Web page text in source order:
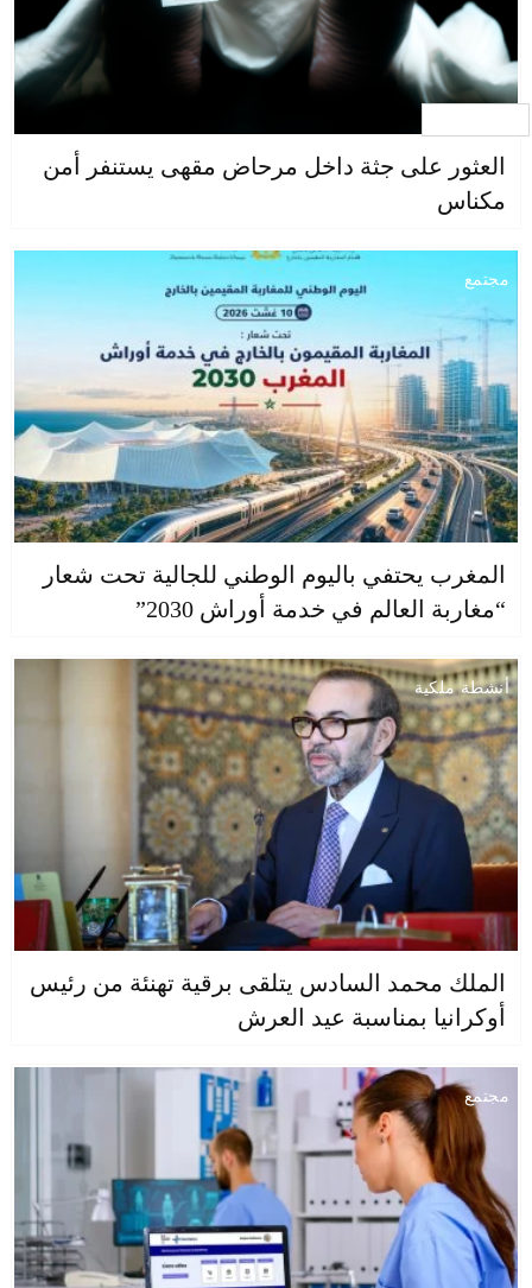
العثور على جثة داخل مرحاض مقهى يستنفر أمن
مكناس
مجتمع
المغرب يحتفي باليوم الوطني للجالية تحت شعار
“مغاربة العالم في خدمة أوراش 2030”
أنشطة ملكية
الملك محمد السادس يتلقى برقية تهنئة من رئيس
أوكرانيا بمناسبة عيد العرش
مجتمع